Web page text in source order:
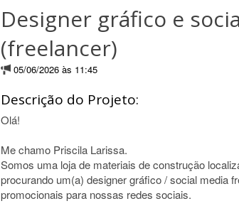
Designer gráfico e
(freelancer)
05/06/2026 às 11:45
Descrição do Projeto:
Olá!
Me chamo Priscila Larissa.
Somos uma loja de materiais de construção
procurando um(a) designer gráfico / social media
promocionais para nossas redes sociais.